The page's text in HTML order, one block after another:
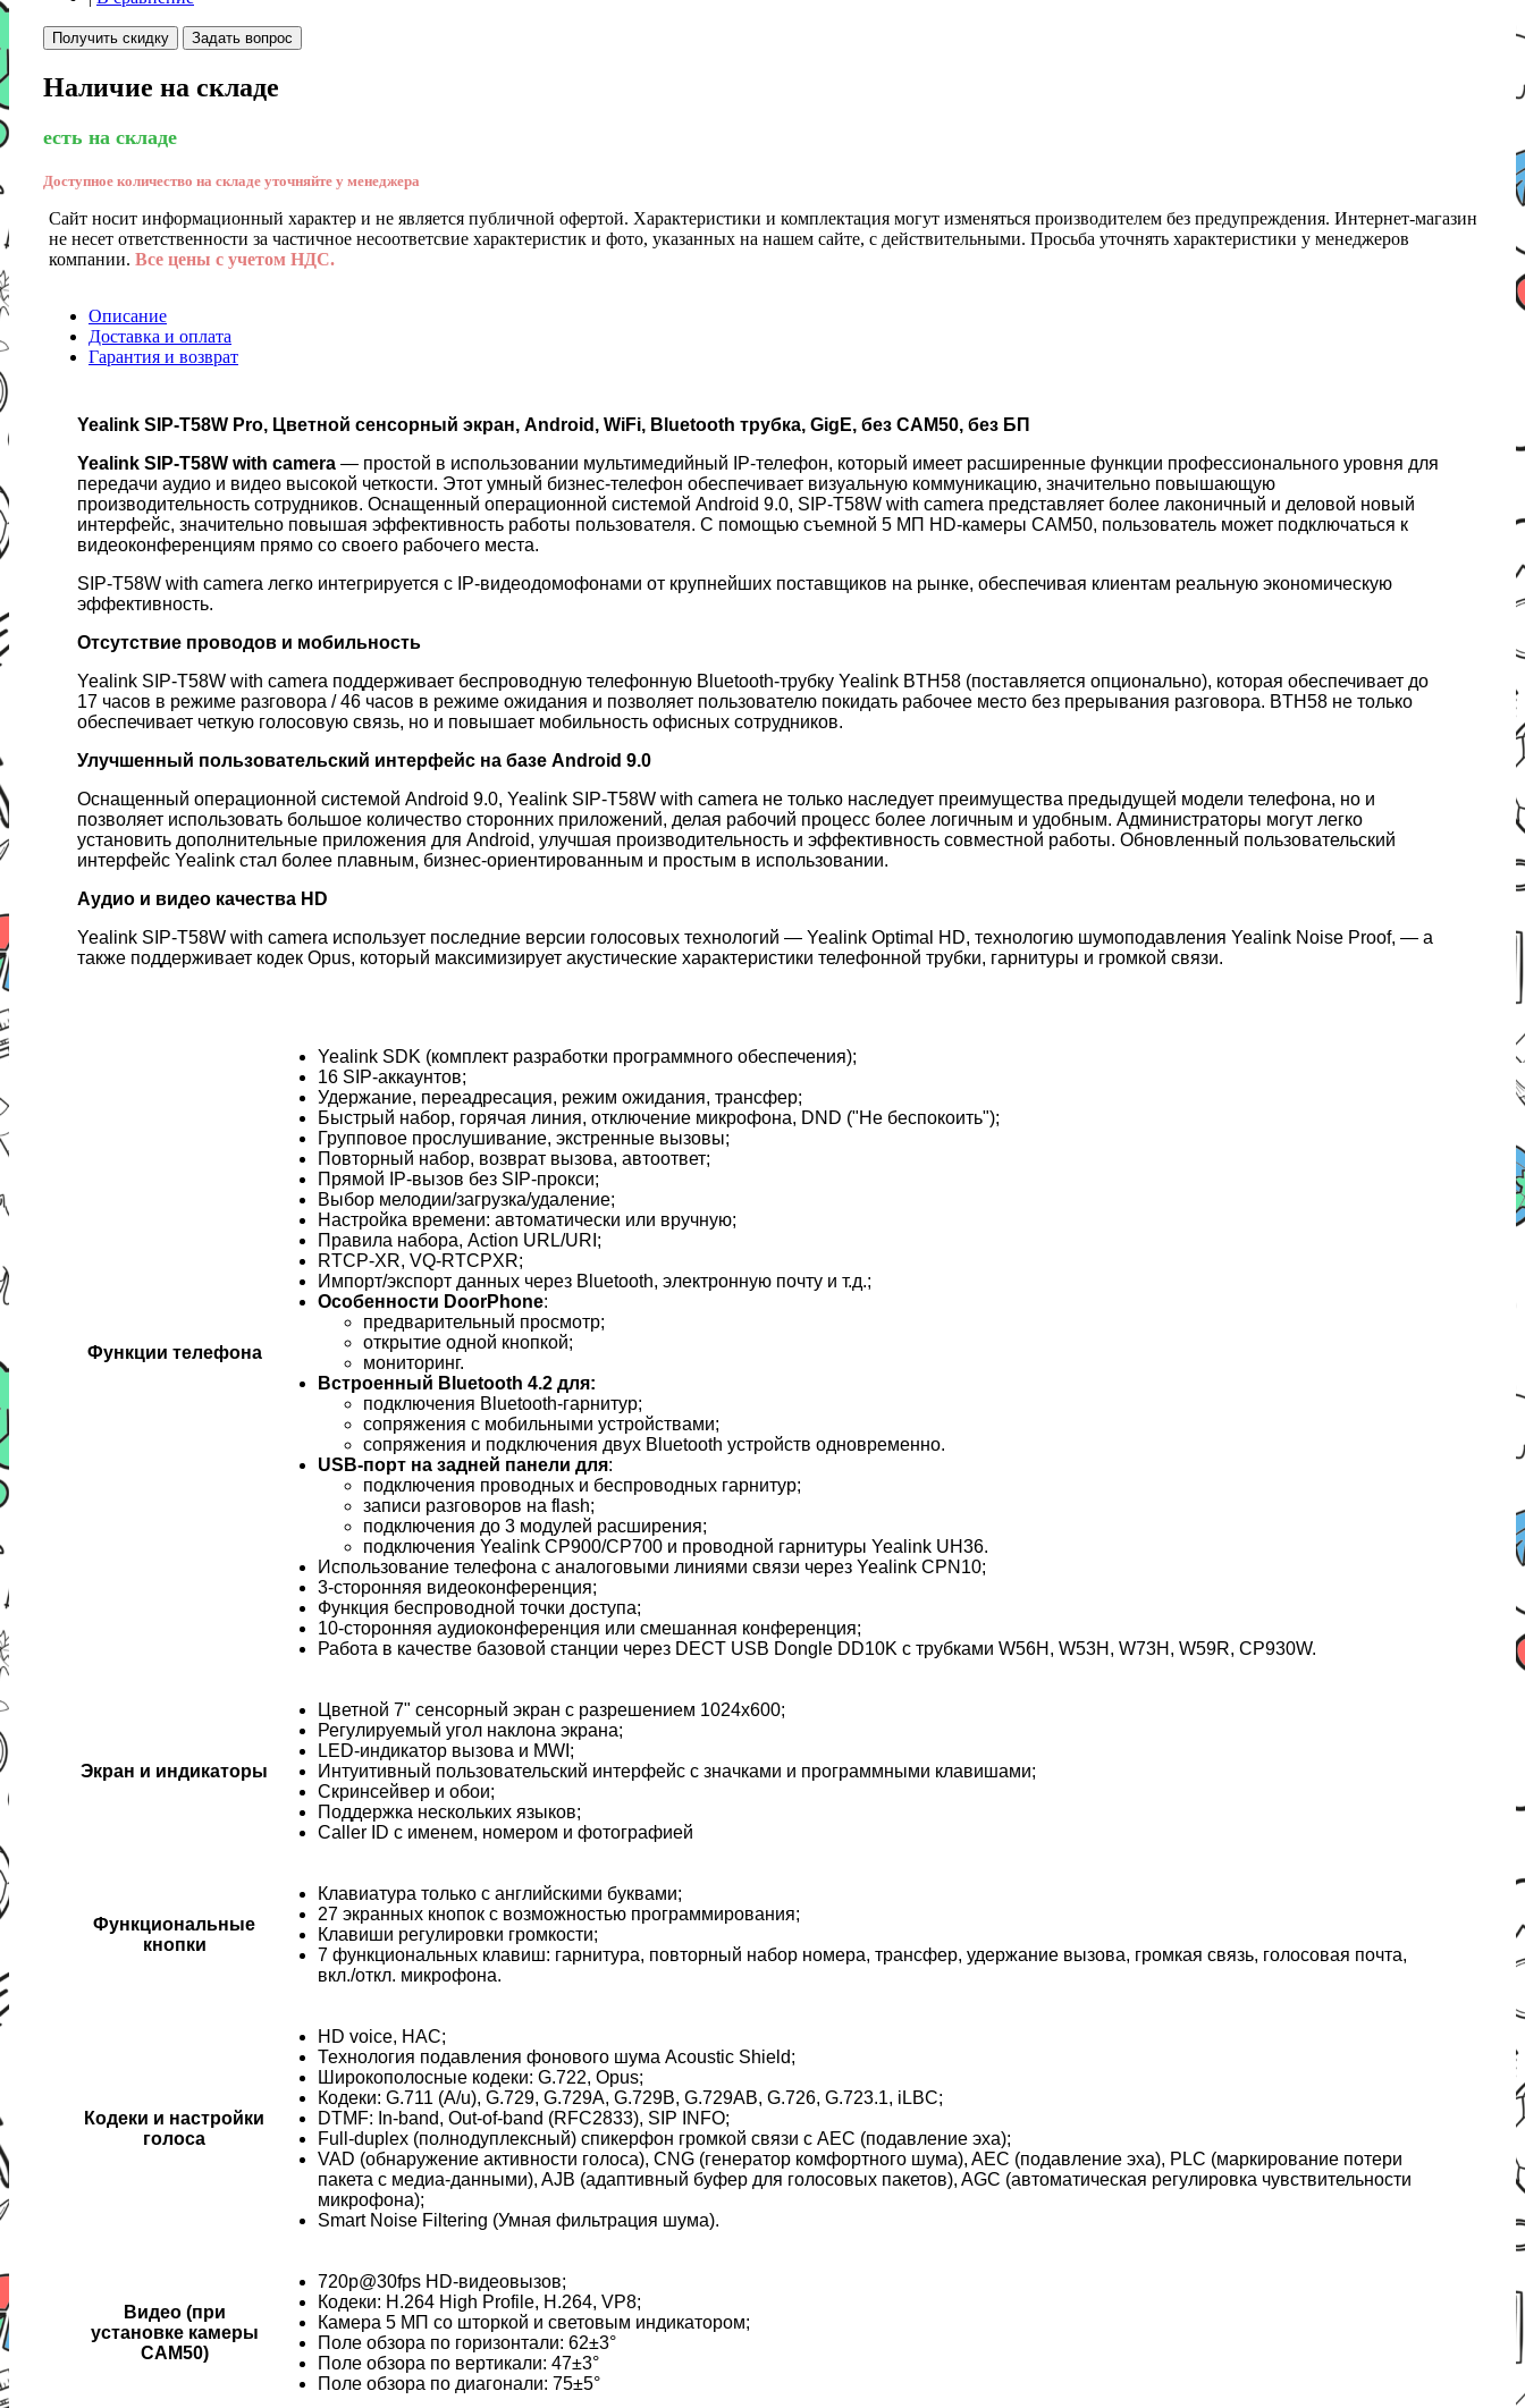
Получить скидку Задать вопрос
Наличие на складе
есть на складе
Доступное количество на складе уточняйте у менеджера
Сайт носит информационный характер и не является публичной офертой. Характеристики и комплектация могут изменяться производителем без предупреждения. Интернет-магазин
не несет ответственности за частичное несоответсвие характеристик и фото, указанных на нашем сайте, с действительными. Просьба уточнять характеристики у менеджеров
компании. Все цены с учетом НДС.
Описание
Доставка и оплата
Гарантия и возврат
Yealink SIP-T58W Pro, Цветной сенсорный экран, Android, WiFi, Bluetooth трубка, GigE, без CAM50, без БП
Yealink SIP-T58W with camera — простой в использовании мультимедийный IP-телефон, который имеет расширенные функции профессионального уровня для
передачи аудио и видео высокой четкости. Этот умный бизнес-телефон обеспечивает визуальную коммуникацию, значительно повышающую
производительность сотрудников. Оснащенный операционной системой Android 9.0, SIP-T58W with camera представляет более лаконичный и деловой новый
интерфейс, значительно повышая эффективность работы пользователя. С помощью съемной 5 МП HD-камеры CAM50, пользователь может подключаться к
видеоконференциям прямо со своего рабочего места.
SIP-T58W with camera легко интегрируется с IP-видеодомофонами от крупнейших поставщиков на рынке, обеспечивая клиентам реальную экономическую
эффективность.
Отсутствие проводов и мобильность
Yealink SIP-T58W with camera поддерживает беспроводную телефонную Bluetooth-трубку Yealink BTH58 (поставляется опционально), которая обеспечивает до
17 часов в режиме разговора / 46 часов в режиме ожидания и позволяет пользователю покидать рабочее место без прерывания разговора. BTH58 не только
обеспечивает четкую голосовую связь, но и повышает мобильность офисных сотрудников.
Улучшенный пользовательский интерфейс на базе Android 9.0
Оснащенный операционной системой Android 9.0, Yealink SIP-T58W with camera не только наследует преимущества предыдущей модели телефона, но и
позволяет использовать большое количество сторонних приложений, делая рабочий процесс более логичным и удобным. Администраторы могут легко
установить дополнительные приложения для Android, улучшая производительность и эффективность совместной работы. Обновленный пользовательский
интерфейс Yealink стал более плавным, бизнес-ориентированным и простым в использовании.
Аудио и видео качества HD
Yealink SIP-T58W with camera использует последние версии голосовых технологий — Yealink Optimal HD, технологию шумоподавления Yealink Noise Proof, — а
также поддерживает кодек Opus, который максимизирует акустические характеристики телефонной трубки, гарнитуры и громкой связи.
Функции телефона
Yealink SDK (комплект разработки программного обеспечения);
16 SIP-аккаунтов;
Удержание, переадресация, режим ожидания, трансфер;
Быстрый набор, горячая линия, отключение микрофона, DND ("Не беспокоить");
Групповое прослушивание, экстренные вызовы;
Повторный набор, возврат вызова, автоответ;
Прямой IP-вызов без SIP-прокси;
Выбор мелодии/загрузка/удаление;
Настройка времени: автоматически или вручную;
Правила набора, Action URL/URI;
RTCP-XR, VQ-RTCPXR;
Импорт/экспорт данных через Bluetooth, электронную почту и т.д.;
Особенности DoorPhone:
предварительный просмотр;
открытие одной кнопкой;
мониторинг.
Встроенный Bluetooth 4.2 для:
подключения Bluetooth-гарнитур;
сопряжения с мобильными устройствами;
сопряжения и подключения двух Bluetooth устройств одновременно.
USB-порт на задней панели для:
подключения проводных и беспроводных гарнитур;
записи разговоров на flash;
подключения до 3 модулей расширения;
подключения Yealink CP900/CP700 и проводной гарнитуры Yealink UH36.
Использование телефона с аналоговыми линиями связи через Yealink CPN10;
3-сторонняя видеоконференция;
Функция беспроводной точки доступа;
10-сторонняя аудиоконференция или смешанная конференция;
Работа в качестве базовой станции через DECT USB Dongle DD10K с трубками W56H, W53H, W73H, W59R, CP930W.
Экран и индикаторы
Цветной 7" сенсорный экран с разрешением 1024х600;
Регулируемый угол наклона экрана;
LED-индикатор вызова и MWI;
Интуитивный пользовательский интерфейс с значками и программными клавишами;
Скринсейвер и обои;
Поддержка нескольких языков;
Caller ID с именем, номером и фотографией
Функциональные
кнопки
Клавиатура только с английскими буквами;
27 экранных кнопок с возможностью программирования;
Клавиши регулировки громкости;
7 функциональных клавиш: гарнитура, повторный набор номера, трансфер, удержание вызова, громкая связь, голосовая почта,
вкл./откл. микрофона.
Кодеки и настройки
голоса
HD voice, HAC;
Технология подавления фонового шума Acoustic Shield;
Широкополосные кодеки: G.722, Opus;
Кодеки: G.711 (A/u), G.729, G.729A, G.729B, G.729AB, G.726, G.723.1, iLBC;
DTMF: In-band, Out-of-band (RFC2833), SIP INFO;
Full-duplex (полнодуплексный) спикерфон громкой связи с AEC (подавление эха);
VAD (обнаружение активности голоса), CNG (генератор комфортного шума), AEC (подавление эха), PLC (маркирование потери
пакета с медиа-данными), AJB (адаптивный буфер для голосовых пакетов), AGC (автоматическая регулировка чувствительности
микрофона);
Smart Noise Filtering (Умная фильтрация шума).
Видео (при
установке камеры
CAM50)
720p@30fps HD-видеовызов;
Кодеки: H.264 High Profile, H.264, VP8;
Камера 5 МП со шторкой и световым индикатором;
Поле обзора по горизонтали: 62±3°
Поле обзора по вертикали: 47±3°
Поле обзора по диагонали: 75±5°